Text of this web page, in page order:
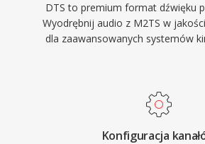
samochodach, a takze solidna
maskujaca drobne problemy z
strumienia. Dla kazdego, kto
DTS oferuje sprawdzona sciezke
DTS to premium format dźwięku
Wyodrębnij audio z M2TS w
dla zaawansowanych systemów
Konfiguracja